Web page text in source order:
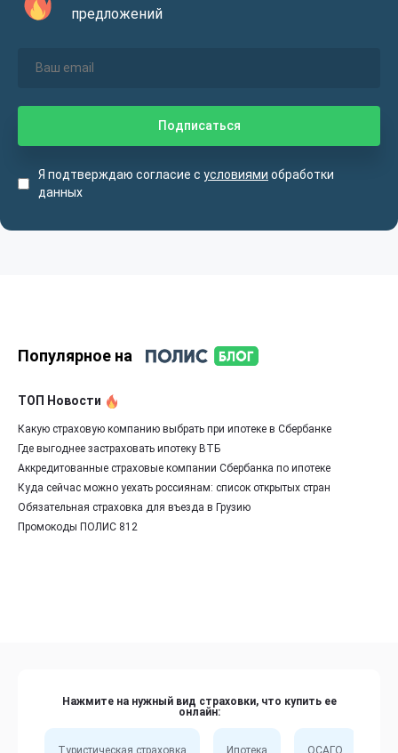
предложений
Я подтверждаю согласие с условиями обработки
данных
Популярное на
ТОП Новости
Какую страховую компанию выбрать при ипотеке в Сбербанке
Где выгоднее застраховать ипотеку ВТБ
Аккредитованные страховые компании Сбербанка по ипотеке
Куда сейчас можно уехать россиянам: список открытых стран
Обязательная страховка для въезда в Грузию
Промокоды ПОЛИС 812
Нажмите на нужный вид страховки, что купить ее
онлайн:
Туристическая страховка Ипотека ОСАГО